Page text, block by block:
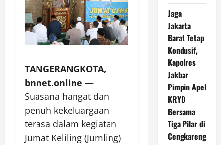
TANGERANGKOTA,
bnnet.online —
Suasana hangat dan
penuh kekeluargaan
terasa dalam kegiatan
Jumat Keliling (Jumling)
Jaga
Jakarta
Barat Tetap
Kondusif,
Kapolres
Jakbar
Pimpin Apel
KRYD
Bersama
Tiga Pilar di
Cengkareng